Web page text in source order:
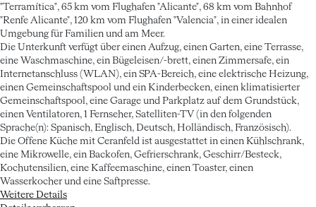
"Terramítica", 65 km vom Flughafen "Alicante", 68 km vom Bahnhof
"Renfe Alicante", 120 km vom Flughafen "Valencia", in einer idealen
Umgebung für Familien und am Meer.
Die Unterkunft verfügt über einen Aufzug, einen Garten, eine Terrasse,
eine Waschmaschine, ein Bügeleisen/-brett, einen Zimmersafe, ein
Internetanschluss (WLAN), ein SPA-Bereich, eine elektrische Heizung,
einen Gemeinschaftspool und ein Kinderbecken, einen klimatisierter
Gemeinschaftspool, eine Garage und Parkplatz auf dem Grundstück,
einen Ventilatoren, 1 Fernseher, Satelliten-TV (in den folgenden
Sprache(n): Spanisch, Englisch, Deutsch, Holländisch, Französisch).
Die Offene Küche mit Ceranfeld ist ausgestattet in einen Kühlschrank,
eine Mikrowelle, ein Backofen, Gefrierschrank, Geschirr/Besteck,
Kochutensilien, eine Kaffeemaschine, einen Toaster, einen
Wasserkocher und eine Saftpresse.
Weitere Details